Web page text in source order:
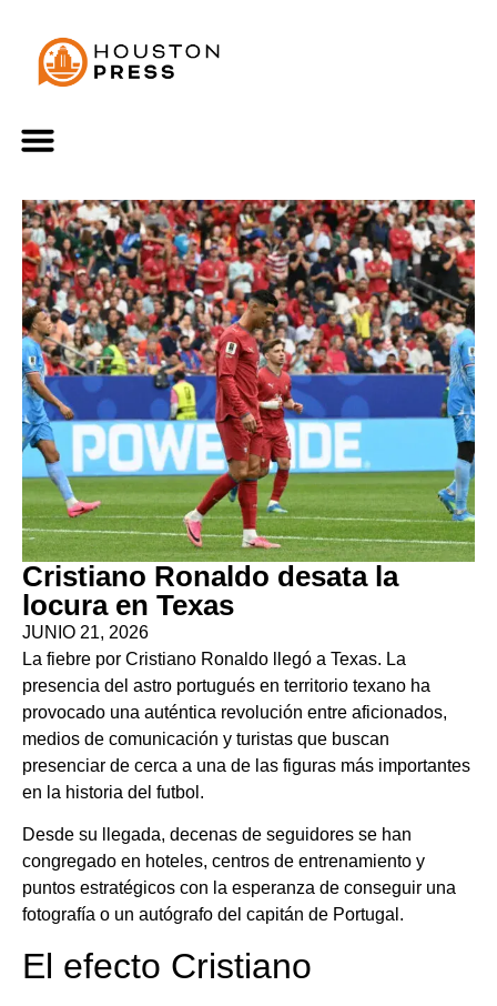
Cristiano Ronaldo desata la
locura en Texas
JUNIO 21, 2026
La fiebre por Cristiano Ronaldo llegó a Texas. La
presencia del astro portugués en territorio texano ha
provocado una auténtica revolución entre aficionados,
medios de comunicación y turistas que buscan
presenciar de cerca a una de las figuras más importantes
en la historia del futbol.
Desde su llegada, decenas de seguidores se han
congregado en hoteles, centros de entrenamiento y
puntos estratégicos con la esperanza de conseguir una
fotografía o un autógrafo del capitán de Portugal.
El efecto Cristiano